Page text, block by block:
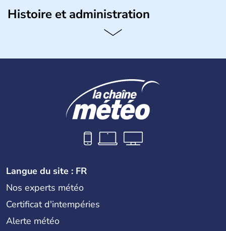
Histoire et administration
Le rhum et la bière font partie des traditions de l’
des symboles de l’île, c’est ledodo, ce fameux oiseau
Maurice… qui aurait inspiréLewis Carollpour « Alice au
Pays des Merveilles ».
Langue du site : FR
Nos experts météo
Certificat d'intempéries
Alerte météo